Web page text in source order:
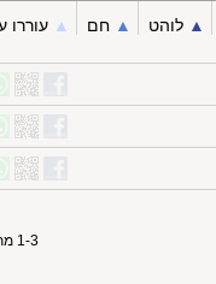
לוהט ▲︎ חם ▲︎ עוררו עניין